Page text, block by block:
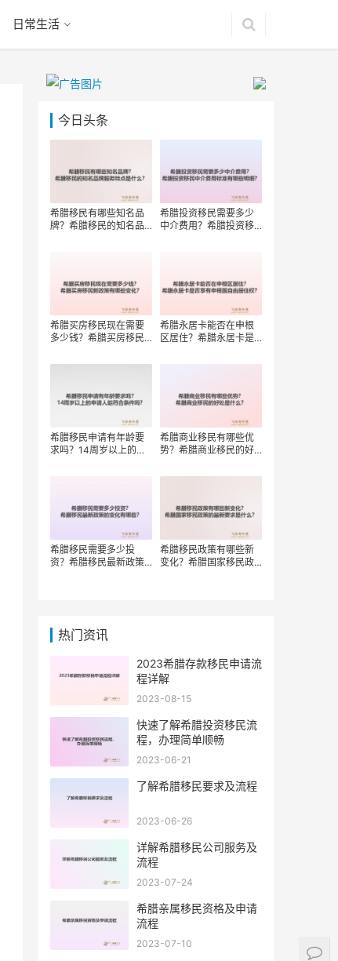
日常生活
今日头条
希腊移民有哪些知名品
牌？希腊移民的知名品
希腊投资移民需要多少
中介费用？希腊投资移
希腊买房移民现在需要
多少钱？希腊买房移民
希腊永居卡能否在申根
区居住？希腊永居卡是
希腊移民申请有年龄要
求吗？14周岁以上的申
希腊商业移民有哪些优
势？希腊商业移民的好
希腊移民需要多少投
资？希腊移民最新政策
希腊移民政策有哪些新
变化？希腊国家移民政
热门资讯
2023希腊存款移民申请流
程详解
2023-08-15
快速了解希腊投资移民流
程，办理简单顺畅
2023-06-21
了解希腊移民要求及流程
2023-06-26
详解希腊移民公司服务及
流程
2023-07-24
希腊亲属移民资格及申请
流程
2023-07-10